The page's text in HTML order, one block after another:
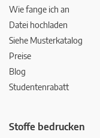
Wie fange ich an
Datei hochladen
Siehe Musterkatalog
Preise
Blog
Studentenrabatt
Stoffe bedrucken